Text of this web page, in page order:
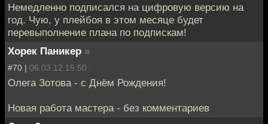
Немедленно подписался на цифровую версию на
год. Чую, у плейбоя в этом месяце будет
перевыполнение плана по подпискам!
Хорек Паникер »
#70 | 06.03.12 15:50
Олега Зотова - с Днём Рождения!
Новая работа мастера - без комментариев